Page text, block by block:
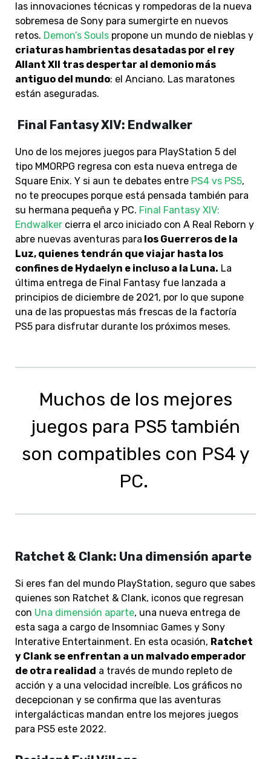
las innovaciones técnicas y rompedoras de la nueva
sobremesa de Sony para sumergirte en nuevos
retos. Demon’s Souls propone un mundo de nieblas y
criaturas hambrientas desatadas por el rey
Allant XII tras despertar al demonio más
antiguo del mundo: el Anciano. Las maratones
están aseguradas.
Final Fantasy XIV: Endwalker
Uno de los mejores juegos para PlayStation 5 del
tipo MMORPG regresa con esta nueva entrega de
Square Enix. Y si aun te debates entre PS4 vs PS5,
no te preocupes porque está pensada también para
su hermana pequeña y PC. Final Fantasy XIV:
Endwalker cierra el arco iniciado con A Real Reborn y
abre nuevas aventuras para los Guerreros de la
Luz, quienes tendrán que viajar hasta los
confines de Hydaelyn e incluso a la Luna. La
última entrega de Final Fantasy fue lanzada a
principios de diciembre de 2021, por lo que supone
una de las propuestas más frescas de la factoría
PS5 para disfrutar durante los próximos meses.
Muchos de los mejores
juegos para PS5 también
son compatibles con PS4 y
PC.
Ratchet & Clank: Una dimensión aparte
Si eres fan del mundo PlayStation, seguro que sabes
quienes son Ratchet & Clank, iconos que regresan
con Una dimensión aparte, una nueva entrega de
esta saga a cargo de Insomniac Games y Sony
Interative Entertainment. En esta ocasión, Ratchet
y Clank se enfrentan a un malvado emperador
de otra realidad a través de mundo repleto de
acción y a una velocidad increíble. Los gráficos no
decepcionan y se confirma que las aventuras
intergalácticas mandan entre los mejores juegos
para PS5 este 2022.